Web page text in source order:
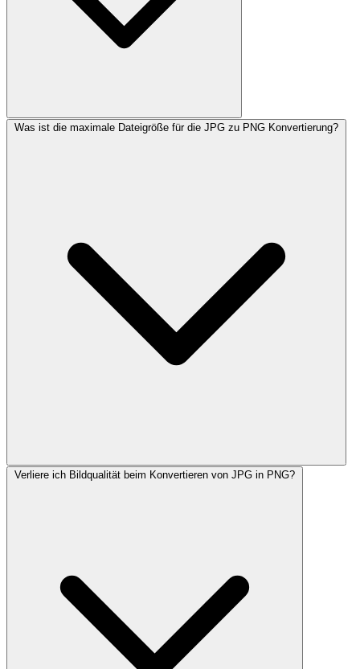
Was ist die maximale Dateigröße für die JPG zu PNG Konvertierung?
Verliere ich Bildqualität beim Konvertieren von JPG in PNG?